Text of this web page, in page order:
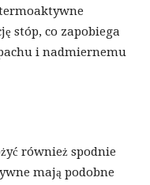
stóp, co zapobiega
i nadmiernemu
również spodnie
mają podobne